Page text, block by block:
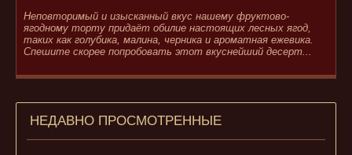
Неповторимый и изысканный вкус нашему фруктово-
ягодному торту придаёт обилие настоящих лесных ягод,
таких как голубика, малина, черника и ароматная ежевика.
Спешите скорее попробовать этот вкуснейший десерт...
НЕДАВНО ПРОСМОТРЕННЫЕ